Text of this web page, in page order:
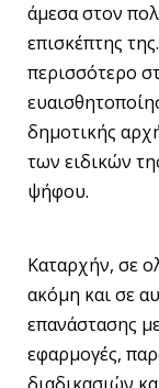
άμεσα στον
επισκέπτης
περισσότερο
δημοτικής
των ειδικών
ψήφου.
Καταρχήν, σε
ακόμη και σε
επανάστασης
εφαρμογές,